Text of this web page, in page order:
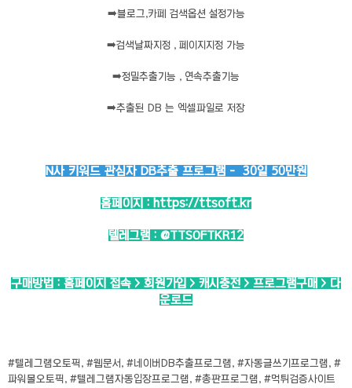
➡️블로그,카페 검색옵션 설정가능
➡️검색날짜지정 , 페이지지정 가능
➡️정밀추출기능 , 연속추출기능
➡️추출된 DB 는 엑셀파일로 저장
N사 키워드 관심자 DB추출 프로그램 - 30일 50만원
홈페이지 : https://ttsoft.kr
텔레그램 : @TTSOFTKR12
구매방법 : 홈페이지 접속 > 회원가입 > 캐시충전 > 프로그램구매 > 다
운로드
#텔레그램오토픽, #웹문서, #네이버DB추출프로그램, #자동글쓰기프로그램, #
파워볼오토픽, #텔레그램자동입장프로그램, #총판프로그램, #먹튀검증사이트